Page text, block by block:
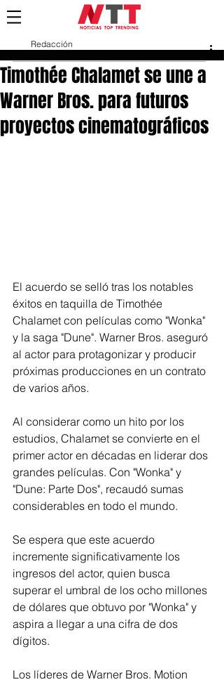
Timothée Chalamet se une a
Warner Bros. para futuros
proyectos cinematográficos
Redacción
El acuerdo se selló tras los notables
éxitos en taquilla de Timothée
Chalamet con películas como "Wonka"
y la saga "Dune". Warner Bros. aseguró
al actor para protagonizar y producir
próximas producciones en un contrato
de varios años.
Al considerar como un hito por los
estudios, Chalamet se convierte en el
primer actor en décadas en liderar dos
grandes películas. Con "Wonka" y
"Dune: Parte Dos", recaudó sumas
considerables en todo el mundo.
Se espera que este acuerdo
incremente significativamente los
ingresos del actor, quien busca
superar el umbral de los ocho millones
de dólares que obtuvo por "Wonka" y
aspira a llegar a una cifra de dos
dígitos.
Los líderes de Warner Bros. Motion